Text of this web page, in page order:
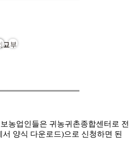
농업인들은 귀농귀촌종합센터로 전
양식 다운로드)으로 신청하면 된